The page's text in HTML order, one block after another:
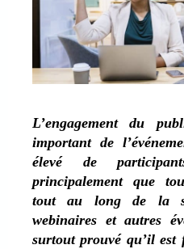
L’engagement du
important de
élevé de
principalement que
tout au long de la
webinaires et autres
surtout prouvé qu’il est